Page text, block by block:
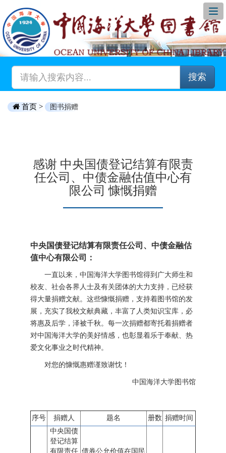
搜索
首页 > 图书捐赠
感谢 中央国债登记结算有限责
任公司、中债金融估值中心有
限公司 慷慨捐赠
中央国债登记结算有限责任公司、中债金融估
值中心有限公司：
一直以来，中国海洋大学图书馆得到广大师生和
校友、社会各界人士及有关团体的大力支持，已经获
得大量捐赠文献。这些慷慨捐赠，支持着图书馆的发
展，充实了我校文献典藏，丰富了人类知识宝库，必
将惠及后学，泽被千秋。每一次捐赠都寄托着捐赠者
对中国海洋大学的美好情感，也彰显着乐于奉献、热
爱文化事业之时代精神。
对您的慷慨惠赠谨致谢忱！
中国海洋大学图书馆
序号 捐赠人 题名 册数 捐赠时间
中央国债
登记结算
有限责任 债券公允价值在国民